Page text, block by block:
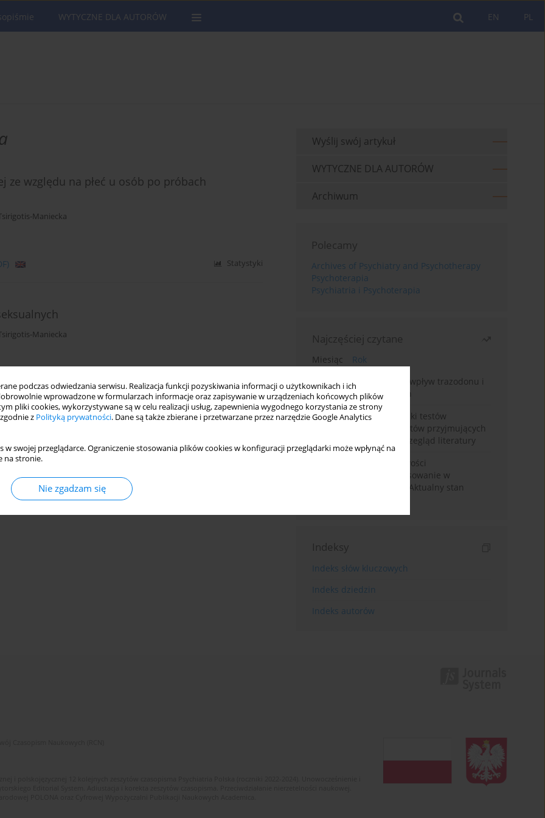
podczas odwiedzania serwisu. Realizacja funkcji pozyskiwania informacji o użytkownikach i ich
wprowadzone w formularzach informacje oraz zapisywanie w urządzeniach końcowych plików
pliki cookies, wykorzystywane są w celu realizacji usług, zapewnienia wygodnego korzystania ze strony
z Polityką prywatności. Dane są także zbierane i przetwarzane przez narzędzie Google Analytics
w swojej przeglądarce. Ograniczenie stosowania plików cookies w konfiguracji przeglądarki może wpłynąć na
na stronie.
Nie zgadzam się
PL
EN
WYTYCZNE DLA AUTORÓW
względu na płeć u osób po próbach
Maniecka
Statystyki
Maniecka
Statystyki
Wyślij swój artykuł
WYTYCZNE DLA AUTORÓW
Archiwum
Polecamy
Archives of Psychiatry and Psychotherapy
Psychoterapia
Psychiatria i Psychoterapia
Najczęściej czytane
Miesiąc
Rok
Leczenie bezsenności – wpływ trazodonu i
leków nasennych na sen
Fałszywie dodatnie wyniki testów
narkotykowych u pacjentów przyjmujących
leki psychotropowe – przegląd literatury
Wortioksetyna – właściwości
farmakologiczne i zastosowanie w
zaburzeniach nastroju. Aktualny stan
Indeksy
Indeks słów kluczowych
Indeks dziedzin
Indeks autorów